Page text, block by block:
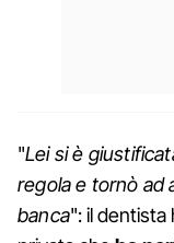
"Lei si è
regola e tornò ad
banca": il dentista